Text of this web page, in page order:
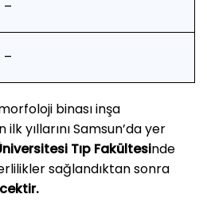
–
–
binası inşa
yıllarını Samsun’da yer
Tıp Fakültesinde
sağlandıktan sonra